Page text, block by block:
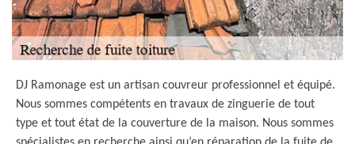
DJ Ramonage est un artisan couvreur professionnel et équipé.
Nous sommes compétents en travaux de zinguerie de tout
type et tout état de la couverture de la maison. Nous sommes